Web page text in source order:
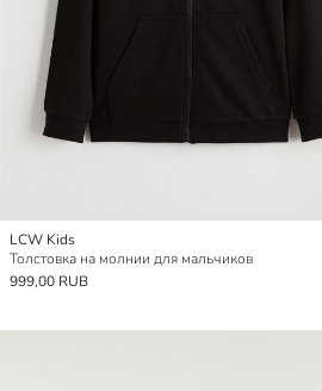
LCW Kids
Толстовка на молнии для мальчиков
999,00 RUB